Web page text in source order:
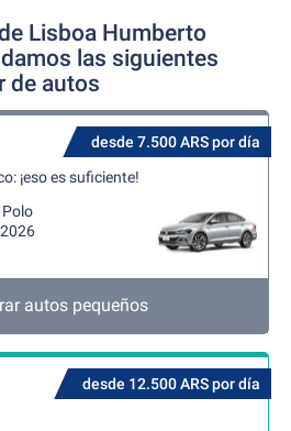
Lisboa Humberto
las siguientes
de autos
desde 7.500 ARS por día
¡eso es suficiente!
autos pequeños
desde 12.500 ARS por día